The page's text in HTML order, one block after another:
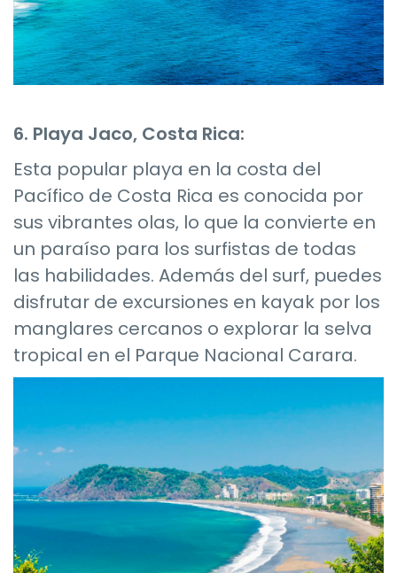
6. Playa Jaco, Costa Rica:
Esta popular playa en la costa del
Pacífico de Costa Rica es conocida por
sus vibrantes olas, lo que la convierte en
un paraíso para los surfistas de todas
las habilidades. Además del surf, puedes
disfrutar de excursiones en kayak por los
manglares cercanos o explorar la selva
tropical en el Parque Nacional Carara.